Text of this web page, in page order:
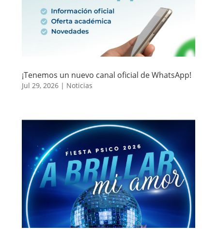
¡Tenemos un nuevo canal oficial de WhatsApp!
Jul 29, 2026| Noticias